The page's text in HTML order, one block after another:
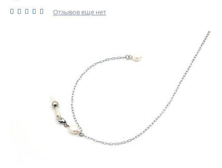
Отзывов еще нет